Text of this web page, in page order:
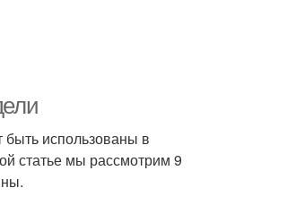
использованы в
статье мы рассмотрим 9